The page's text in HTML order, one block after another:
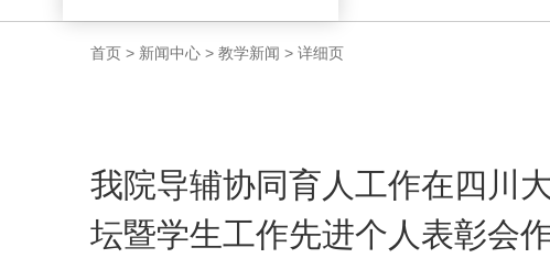
首页 > 新闻中心 > 教学新闻 > 详细页
我院导辅协同育人工作在四川
坛暨学生工作先进个人表彰会